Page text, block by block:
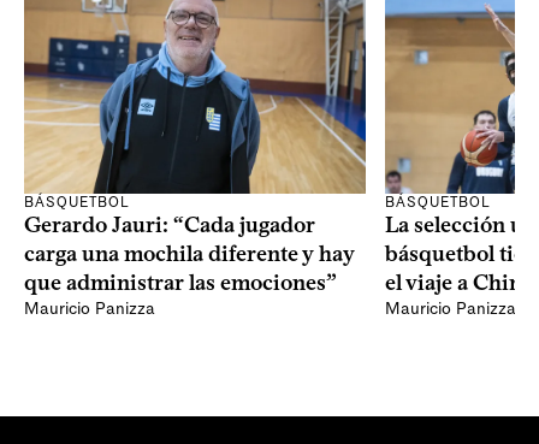
BÁSQUETBOL
Gerardo Jauri: “Cada jugador
carga una mochila diferente y hay
que administrar las emociones”
Mauricio Panizza
BÁSQUETBOL
La selección
básquetbol
el viaje a China
Mauricio Panizza